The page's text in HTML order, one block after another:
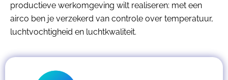
productieve werkomgeving wilt realiseren: met een
airco ben je verzekerd van controle over temperatuur,
luchtvochtigheid en luchtkwaliteit.